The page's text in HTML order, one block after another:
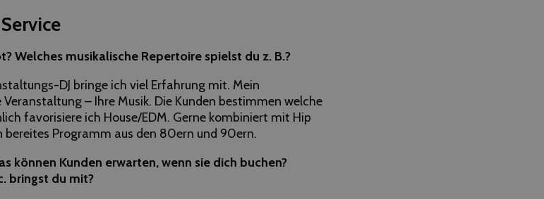
Welches musikalische Repertoire spielst du z. B.?
DJ bringe ich viel Erfahrung mit. Mein
– Ihre Musik. Die Kunden bestimmen welche
favorisiere ich House/EDM. Gerne kombiniert mit Hip
bereites Programm aus den 80ern und 90ern.
können Kunden erwarten, wenn sie dich buchen?
bringst du mit?